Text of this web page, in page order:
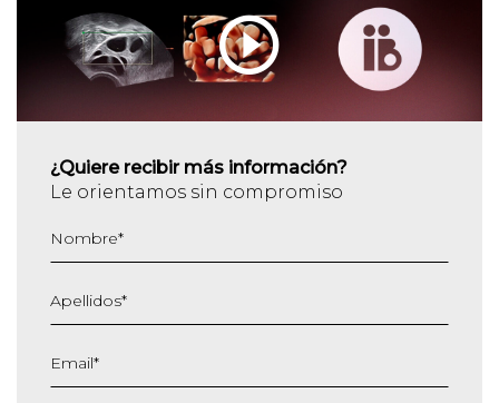
¿Quiere recibir más información?
Le orientamos sin compromiso
Nombre*
Apellidos*
Email*